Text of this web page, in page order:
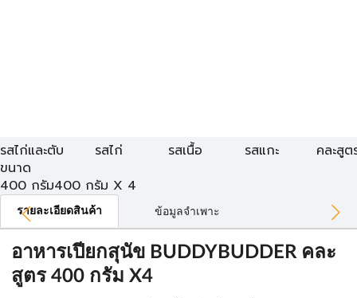
รสไก่และตับ รสไก่ รสเนื้อ รสแกะ
คละสูต
ขนาด
400 กรัม400 กรัม X 4
รายละเอียดสินค้า ข้อมูลจำเพาะ
อาหารเปียกสุนัข BUDDYBUDDER คละ
สูตร 400 กรัม X4